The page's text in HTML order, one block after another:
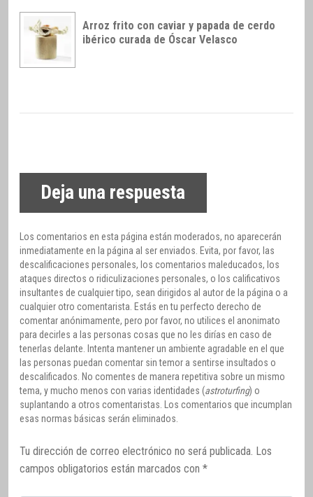
Arroz frito con caviar y papada de cerdo
ibérico curada de Óscar Velasco
Deja una respuesta
Los comentarios en esta página están moderados, no aparecerán
inmediatamente en la página al ser enviados. Evita, por favor, las
descalificaciones personales, los comentarios maleducados, los
ataques directos o ridiculizaciones personales, o los calificativos
insultantes de cualquier tipo, sean dirigidos al autor de la página o a
cualquier otro comentarista. Estás en tu perfecto derecho de
comentar anónimamente, pero por favor, no utilices el anonimato
para decirles a las personas cosas que no les dirías en caso de
tenerlas delante. Intenta mantener un ambiente agradable en el que
las personas puedan comentar sin temor a sentirse insultados o
descalificados. No comentes de manera repetitiva sobre un mismo
tema, y mucho menos con varias identidades (astroturfing) o
suplantando a otros comentaristas. Los comentarios que incumplan
esas normas básicas serán eliminados.
Tu dirección de correo electrónico no será publicada. Los
campos obligatorios están marcados con *